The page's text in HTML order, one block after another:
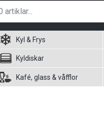
Kyl & Frys
Kyldiskar
Kafé, glass & våfflor